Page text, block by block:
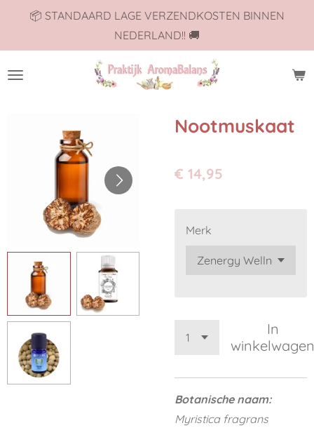
de
📦 STANDAARD LAGE VERZENDKOSTEN BINNEN
NEDERLAND!! 🚚
Nootmuskaat
€ 14,95
Merk
In
winkelwagen
Botanische naam:
Myristica fragrans